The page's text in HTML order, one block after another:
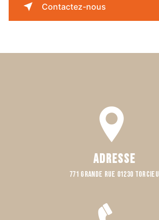
Contactez-nous
Adresse
771 Grande rue 01230 TORCIEU